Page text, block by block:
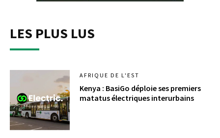
LES PLUS LUS
AFRIQUE DE L'EST
Kenya : BasiGo déploie ses premiers
matatus électriques interurbains